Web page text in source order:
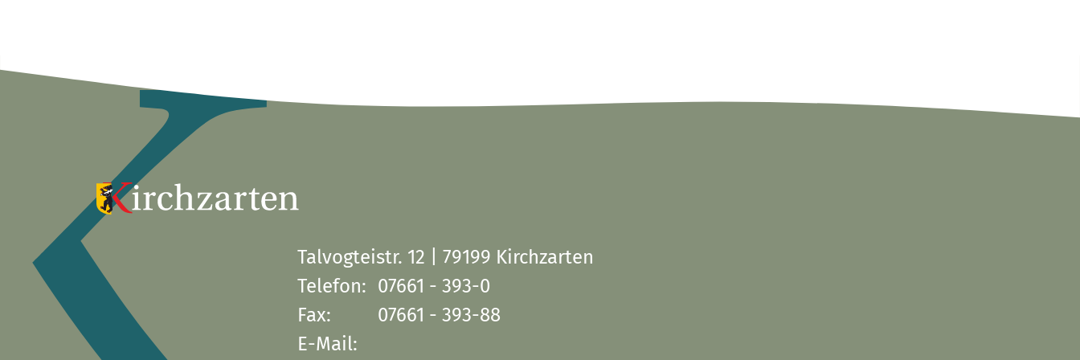
Talvogteistr. 12 | 79199 Kirchzarten
Telefon: 07661 - 393-0
Fax:
07661 - 393-88
E-Mail: